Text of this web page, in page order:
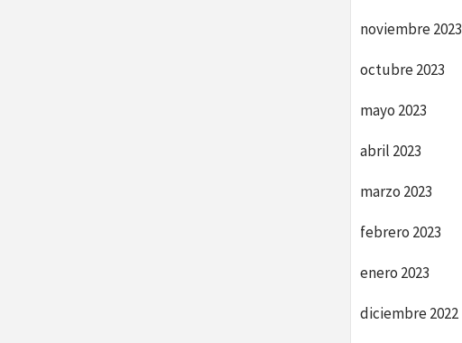
noviembre 2023
octubre 2023
mayo 2023
abril 2023
marzo 2023
febrero 2023
enero 2023
diciembre 2022